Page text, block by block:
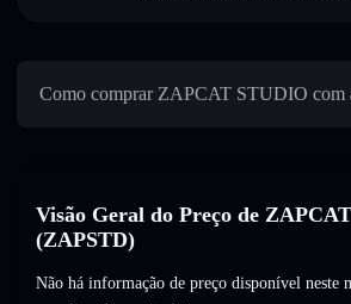
Como comprar ZAPCAT STUDIO com
Visão Geral do Preço de
(ZAPSTD)
Não há informação de preço disponível neste